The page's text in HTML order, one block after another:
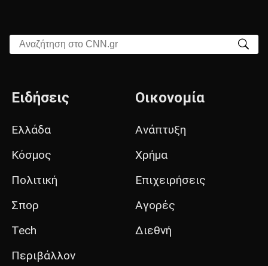
Αναζήτηση στο CNN.gr
Ειδήσεις
Ελλάδα
Κόσμος
Πολιτική
Σπορ
Tech
Περιβάλλον
Οικονομία
Ανάπτυξη
Χρήμα
Επιχειρήσεις
Αγορές
Διεθνή